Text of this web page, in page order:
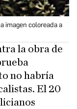
imagen coloreada a
la obra de
no habría
El 20